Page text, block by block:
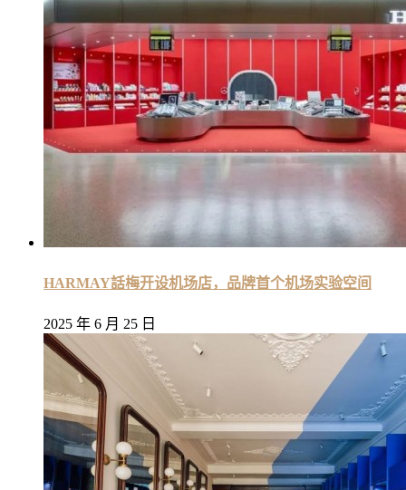
HARMAY話梅开设机场店，品牌首个机场实验空间
2025 年 6 月 25 日